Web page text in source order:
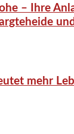
– Ihre
mehr